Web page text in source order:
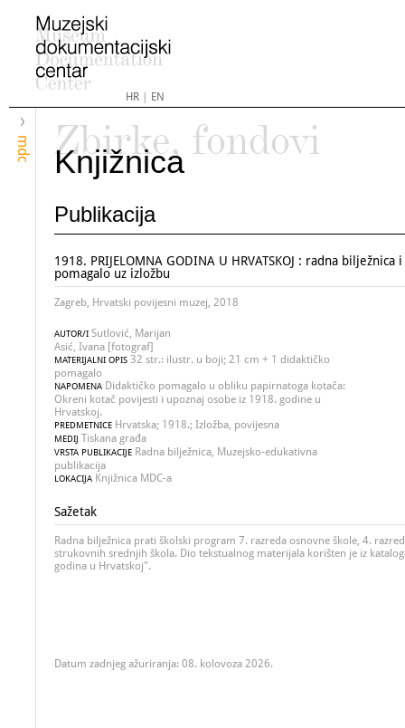
HR| EN
mdc
Zbirke, fondovi
Knjižnica
Publikacija
1918. PRIJELOMNA GODINA U HRVATSKOJ : radna bilježnica
pomagalo uz izložbu
Zagreb, Hrvatski povijesni muzej, 2018
AUTOR/I Sutlović, Marijan
Asić, Ivana [fotograf]
MATERIJALNI OPIS 32 str.: ilustr. u boji; 21 cm + 1 didaktičko
pomagalo
NAPOMENA Didaktičko pomagalo u obliku papirnatoga kotača:
Okreni kotač povijesti i upoznaj osobe iz 1918. godine u
Hrvatskoj.
PREDMETNICE Hrvatska; 1918.; Izložba, povijesna
MEDIJ Tiskana građa
VRSTA PUBLIKACIJE Radna bilježnica, Muzejsko-edukativna
publikacija
LOKACIJA Knjižnica MDC-a
Sažetak
Radna bilježnica prati školski program 7. razreda osnovne škole, 4.
strukovnih srednjih škola. Dio tekstualnog materijala korišten je iz
godina u Hrvatskoj".
Datum zadnjeg ažuriranja: 08. kolovoza 2026.